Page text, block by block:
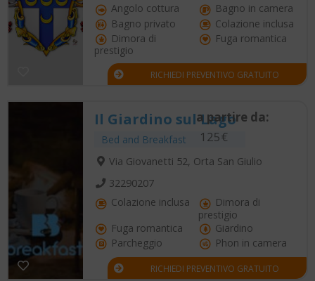
Angolo cottura
Bagno in camera
Bagno privato
Colazione inclusa
Dimora di
prestigio
Fuga romantica
RICHIEDI PREVENTIVO GRATUITO
Il Giardino sul Lago
Bed and Breakfast
a partire da:
125€
Via Giovanetti 52, Orta San Giulio
32290207
Colazione inclusa
Dimora di
prestigio
Fuga romantica
Giardino
Parcheggio
Phon in camera
RICHIEDI PREVENTIVO GRATUITO